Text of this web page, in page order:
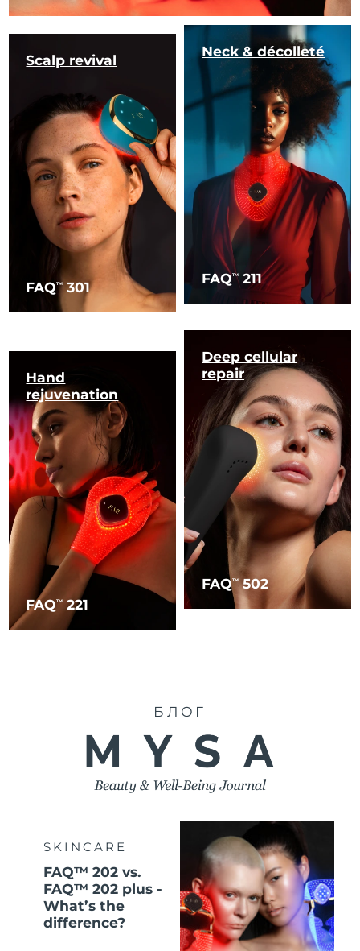
FAQTM 301
Scalp revival
FAQTM 211
Neck & décolleté
FAQTM 221
Hand
rejuvenation
FAQTM502
Deep cellular
repair
БЛОГ
SKINCARE
FAQ™ 202 vs.
FAQ™ 202 plus -
What’s the
difference?